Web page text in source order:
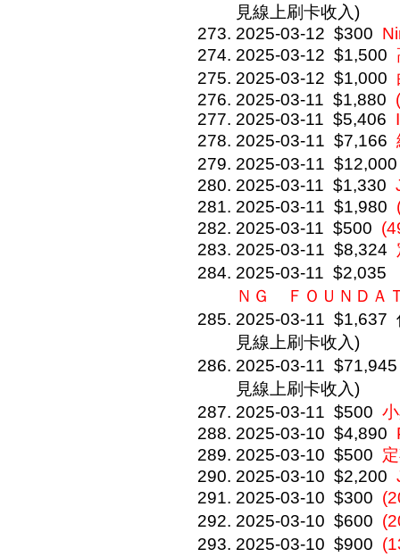
見線上刷卡收入)
2025-03-12 $300
2025-03-12 $1,500
2025-03-12 $1,000
2025-03-11 $1,880
2025-03-11 $5,406
2025-03-11 $7,166
2025-03-11 $12,000
2025-03-11 $1,330
2025-03-11 $1,980
2025-03-11 $500
2025-03-11 $8,324
2025-03-11 $2,035
ＮＧ ＦＯＵＮＤ
2025-03-11 $1,637
見線上刷卡收入)
2025-03-11 $71,945
見線上刷卡收入)
2025-03-11 $500
2025-03-10 $4,890
2025-03-10 $500
2025-03-10 $2,200
2025-03-10 $300
2025-03-10 $600
2025-03-10 $900